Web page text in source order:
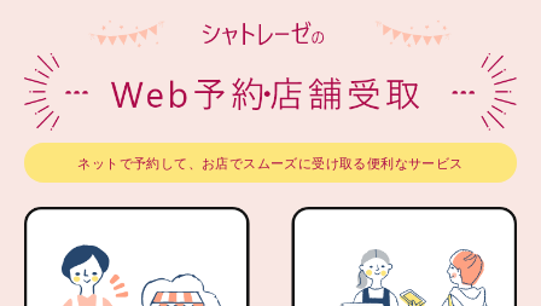
ネットで予約して、お店でスムーズに受け取る便利なサービス